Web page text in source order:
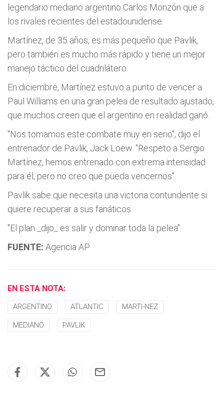
legendario mediano argentino Carlos Monzón que a
los rivales recientes del estadounidense.
Martí­nez, de 35 años, es más pequeño que Pavlik,
pero también es mucho más rápido y tiene un mejor
manejo táctico del cuadrilátero.
En diciembre, Martí­nez estuvo a punto de vencer a
Paul Williams en una gran pelea de resultado ajustado,
que muchos creen que el argentino en realidad ganó.
"Nos tomamos este combate muy en serio", dijo el
entrenador de Pavlik, Jack Loew. "Respeto a Sergio
Martí­nez, hemos entrenado con extrema intensidad
para él, pero no creo que pueda vencernos".
Pavlik sabe que necesita una victoria contundente si
quiere recuperar a sus fanáticos.
"El plan _dijo_ es salir y dominar toda la pelea".
FUENTE: Agencia AP
EN ESTA NOTA:
ARGENTINO ATLANTIC MARTI-NEZ
MEDIANO PAVLIK